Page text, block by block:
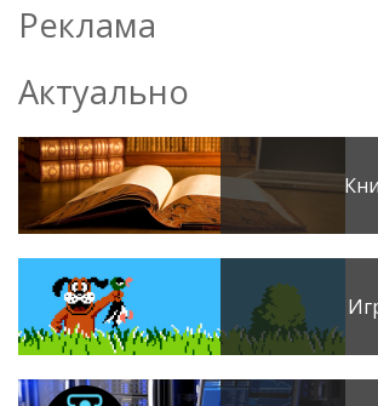
Реклама
Актуально